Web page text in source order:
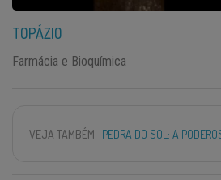
TOPÁZIO
Farmácia e Bioquímica
VEJA TAMBÉM PEDRA DO SOL: A